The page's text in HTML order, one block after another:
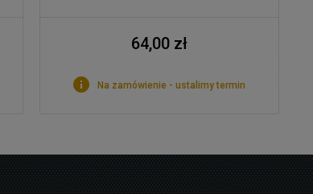
64,00 zł
Na zamówienie - ustalimy termin